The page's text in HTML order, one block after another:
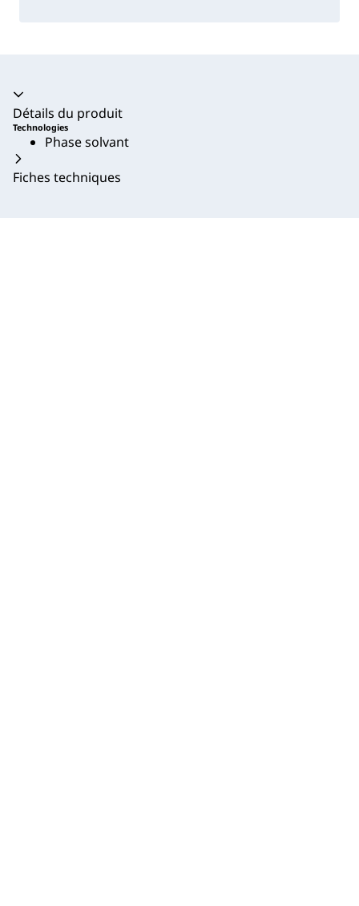
Accordéon fermé
Détails du produit
Technologies
Phase solvant
Fiches techniques